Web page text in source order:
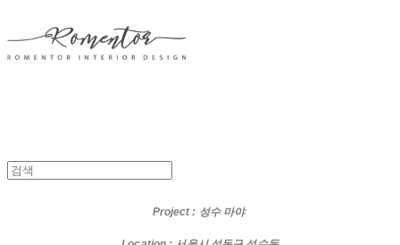
Project: 성수 마야